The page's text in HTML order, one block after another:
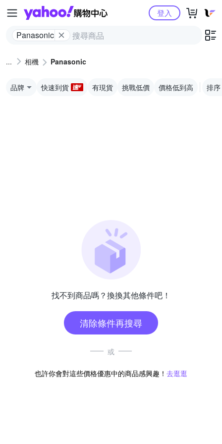
Yahoo購物中心
Panasonic
登入
相機 Panasonic
品牌 快速到貨 有現貨 挑戰低價 價格低到高 排序
找不到商品嗎？換換其他條件吧！
清除條件再搜尋
或
也許你會對這些價格優惠中的商品感興趣！ 去逛逛